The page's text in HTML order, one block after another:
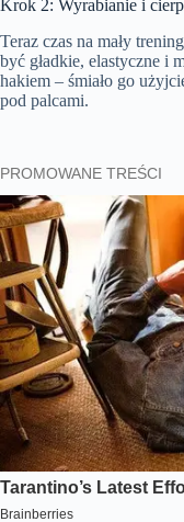
Krok 2: Wyrabianie i
Teraz czas na mały
być gładkie, elastyczne i
hakiem – śmiało go
pod palcami.